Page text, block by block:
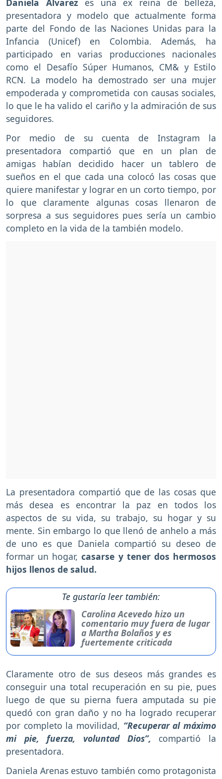
Daniela Álvarez es una ex reina de belleza,
presentadora y modelo que actualmente forma
parte del Fondo de las Naciones Unidas para la
Infancia (Unicef) en Colombia. Además, ha
participado en varias producciones nacionales
como el Desafío Súper Humanos, CM& y Estilo
RCN. La modelo ha demostrado ser una mujer
empoderada y comprometida con causas sociales,
lo que le ha valido el cariño y la admiración de sus
seguidores.
Por medio de su cuenta de Instagram la
presentadora compartió que en un plan de
amigas habían decidido hacer un tablero de
sueños en el que cada una colocó las cosas que
quiere manifestar y lograr en un corto tiempo, por
lo que claramente algunas cosas llenaron de
sorpresa a sus seguidores pues sería un cambio
completo en la vida de la también modelo.
La presentadora compartió que de las cosas que
más desea es encontrar la paz en todos los
aspectos de su vida, su trabajo, su hogar y su
mente. Sin embargo lo que llenó de anhelo a más
de uno es que Daniela compartió su deseo de
formar un hogar, casarse y tener dos hermosos
hijos llenos de salud.
Te gustaría leer también:
Carolina Acevedo hizo un
comentario muy fuera de lugar
a Martha Bolaños y es
fuertemente criticada
Claramente otro de sus deseos más grandes es
conseguir una total recuperación en su pie, pues
luego de que su pierna fuera amputada su pie
quedó con gran daño y no ha logrado recuperar
por completo la movilidad, “Recuperar al máximo
mi pie, fuerza, voluntad Dios”, compartió la
presentadora.
Daniela Arenas estuvo también como protagonista